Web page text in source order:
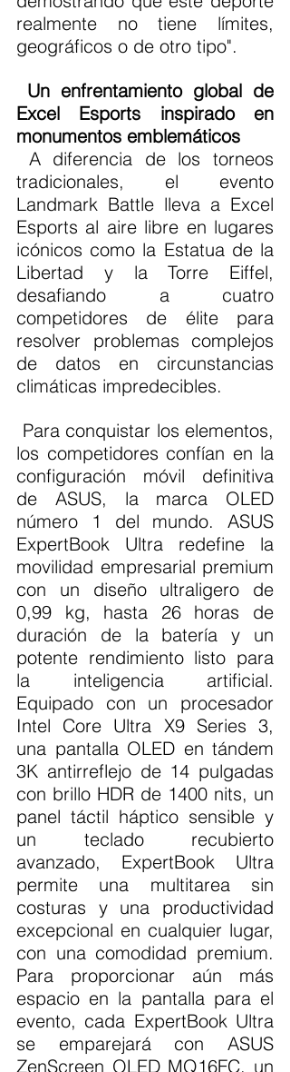
realmente no tiene límites,
geográficos o de otro tipo".
Un enfrentamiento global de
Excel Esports inspirado en
monumentos emblemáticos
tradicionales, el evento
Landmark Battle lleva a Excel
Esports al aire libre en lugares
icónicos como la Estatua de la
Libertad y la Torre Eiffel,
desafiando a cuatro
competidores de élite para
resolver problemas complejos
de datos en circunstancias
climáticas impredecibles.
los competidores confían en la
configuración móvil definitiva
de ASUS, la marca OLED
número 1 del mundo. ASUS
ExpertBook Ultra redefine la
movilidad empresarial premium
con un diseño ultraligero de
0,99 kg, hasta 26 horas de
duración de la batería y un
potente rendimiento listo para
la inteligencia artificial.
Equipado con un procesador
Intel Core Ultra X9 Series 3,
una pantalla OLED en tándem
3K antirreflejo de 14 pulgadas
con brillo HDR de 1400 nits, un
panel táctil háptico sensible y
un teclado recubierto
avanzado, ExpertBook Ultra
permite una multitarea sin
costuras y una productividad
excepcional en cualquier lugar,
con una comodidad premium.
Para proporcionar aún más
espacio en la pantalla para el
evento, cada ExpertBook Ultra
se emparejará con ASUS
ZenScreen OLED MQ16FC, un